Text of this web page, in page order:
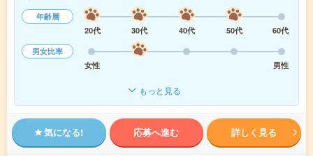
年齢層
20代
30代 40代 50代
60代
男女比率
女性
男性
もっと見る
気になる! 応募へ進む 詳しく見る